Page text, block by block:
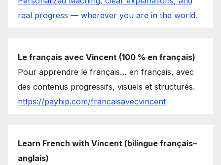
real progress — wherever you are in the world.
Le français avec Vincent (100 % en français)
Pour apprendre le français… en français, avec
des contenus progressifs, visuels et structurés.
https://payhip.com/francaisavecvincent
Learn French with Vincent (bilingue français–
anglais)